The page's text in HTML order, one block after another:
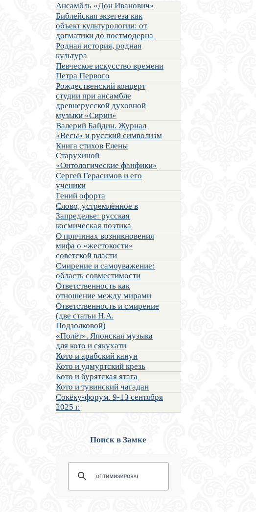
Ансамбль «Дон Иванович»
Библейская экзегеза как
объект культурологии: от
догматики до постмодерна
Родная история, родная
культура
Певческое искусство времени
Петра Первого
Рождественский концерт
студии при ансамбле
древнерусской духовной
музыки «Сирин»
Валерий Байдин. Журнал
«Весы» и русский символизм
Книга стихов Елены
Старухиной
«Онтологические фанфики»
Сергей Герасимов и его
ученики
Гений офорта
Слово, устремлённое в
Запределье: русская
космическая поэтика
О причинах возникновения
мифа о «жестокости»
советской власти
Смирение и самоуважение:
область совместимости
Ответственность как
отношение между мирами
Ответственность и смирение
(две статьи Н.А.
Подзолковой)
«Полёт». Японская музыка
для кото и сякухати
Кото и арабский канун
Кото и удмуртский крезь
Кото и бурятская ятага
Кото и тувинский чагадан
Сокёку-форум. 9-13 сентября
2025 г.
Поиск в Замке